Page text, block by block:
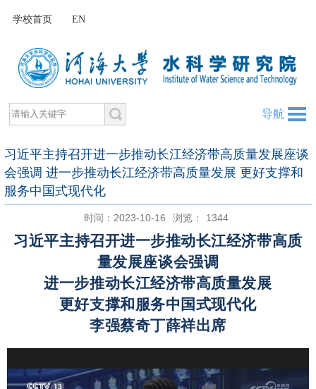
学校首页 EN
导航
习近平主持召开进一步推动长江经济带高质量发展座谈
会强调 进一步推动长江经济带高质量发展 更好支撑和
服务中国式现代化
时间：2023-10-16 浏览： 1344
习近平主持召开进一步推动长江经济带高质
量发展座谈会强调
进一步推动长江经济带高质量发展
更好支撑和服务中国式现代化
李强蔡奇丁薛祥出席